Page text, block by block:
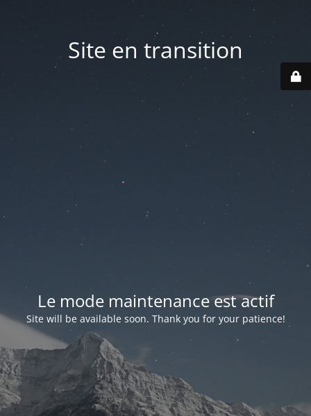
Site en transition
Le mode maintenance est actif
Site will be available soon. Thank you for your patience!